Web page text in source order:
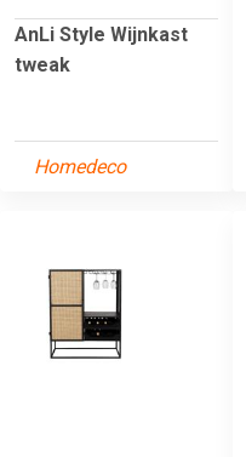
AnLi Style Wijnkast
tweak
Homedeco